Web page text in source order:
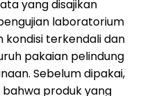
yang disajikan
laboratorium
terkendali dan
pakaian pelindung
Sebelum dipakai,
produk yang